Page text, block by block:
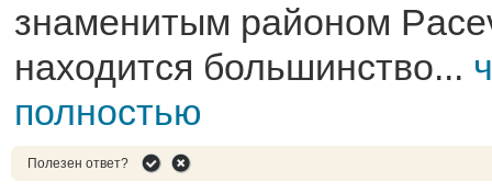
знаменитым районом
находится большинство...
полностью
Полезен ответ?